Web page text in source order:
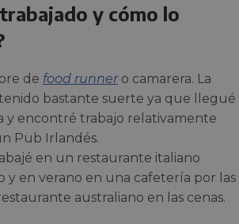
y cómo lo
de food runnero camarera. La
bastante suerte ya que llegué
y encontré trabajo relativamente
Pub Irlandés.
en un restaurante italiano
y en verano en una cafetería por las
australiano en las cenas.